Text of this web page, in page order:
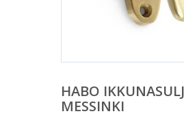
HABO
MESSINKI